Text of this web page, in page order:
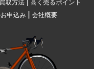
取方法| 高く売るポイント
申込み| 会社概要